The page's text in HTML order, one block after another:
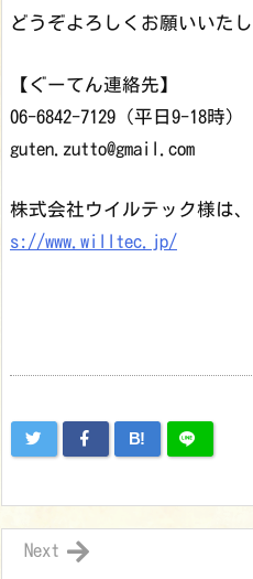
どうぞよろしくお願いいたし
【ぐーてん連絡先】
06-6842-7129（平日9-18時）
guten.zutto@gmail.com
株式会社ウイルテック様は
s://www.willtec.jp/
B!
Next